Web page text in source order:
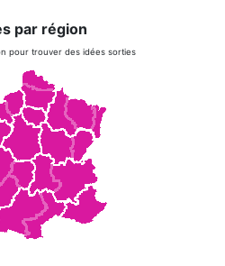
par région
pour trouver des idées sorties